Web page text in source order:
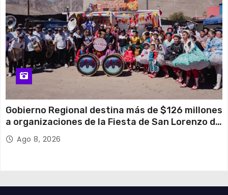
Gobierno Regional destina más de $126 millones
a organizaciones de la Fiesta de San Lorenzo de
Tarapacá
Ago 8, 2026